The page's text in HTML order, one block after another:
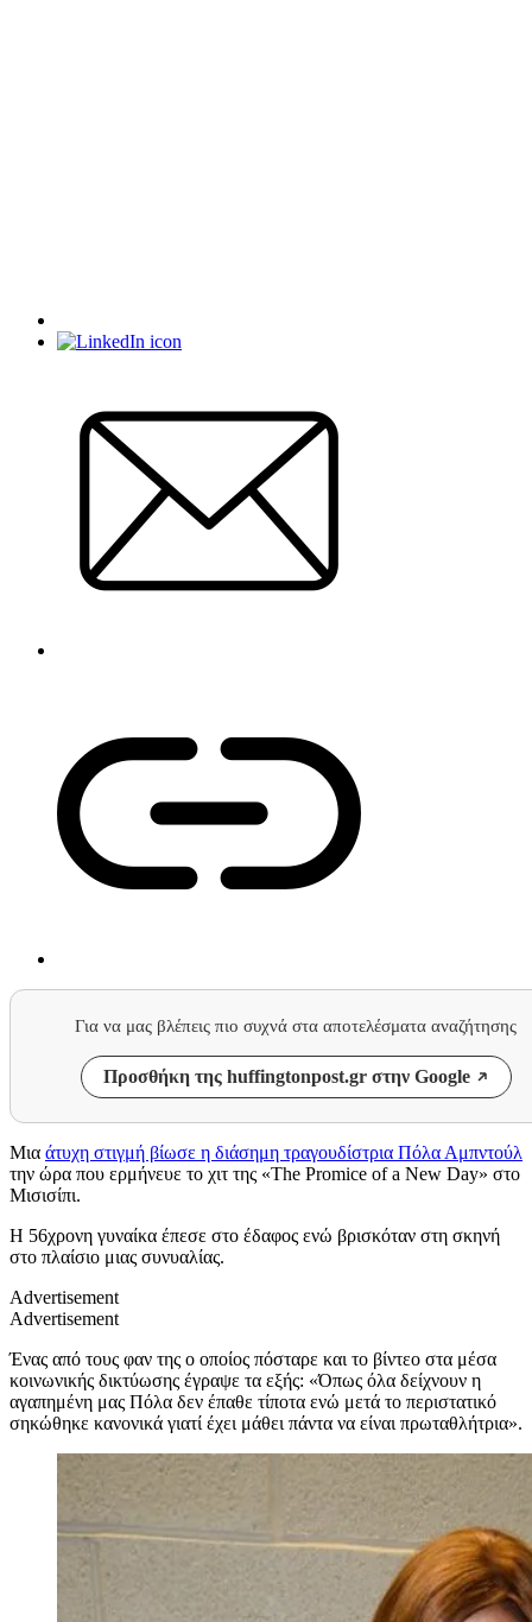
Για να μας βλέπεις πιο συχνά στα αποτελέσματα αναζήτησης
Προσθήκη της huffingtonpost.gr στην Google
Μια άτυχη στιγμή βίωσε η διάσημη τραγουδίστρια Πόλα Αμπντούλ
την ώρα που ερμήνευε το χιτ της «The Promice of a New Day» στο
Μισισίπι.
Η 56χρονη γυναίκα έπεσε στο έδαφος ενώ βρισκόταν στη σκηνή
στο πλαίσιο μιας συνυαλίας.
Advertisement
Advertisement
Ένας από τους φαν της ο οποίος πόσταρε και το βίντεο στα μέσα
κοινωνικής δικτύωσης έγραψε τα εξής: «Όπως όλα δείχνουν η
αγαπημένη μας Πόλα δεν έπαθε τίποτα ενώ μετά το περιστατικό
σηκώθηκε κανονικά γιατί έχει μάθει πάντα να είναι πρωταθλήτρια».